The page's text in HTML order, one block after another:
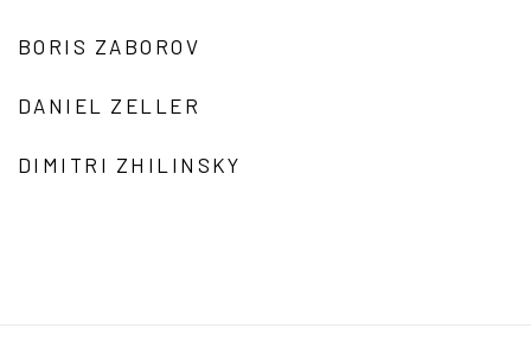
BORIS ZABOROV
DANIEL ZELLER
DIMITRI ZHILINSKY